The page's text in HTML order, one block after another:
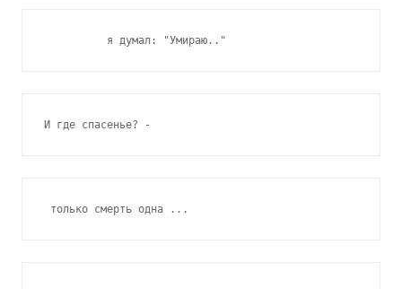
          я думал: "Умираю.."
И где спасенье? -
только смерть одна ...